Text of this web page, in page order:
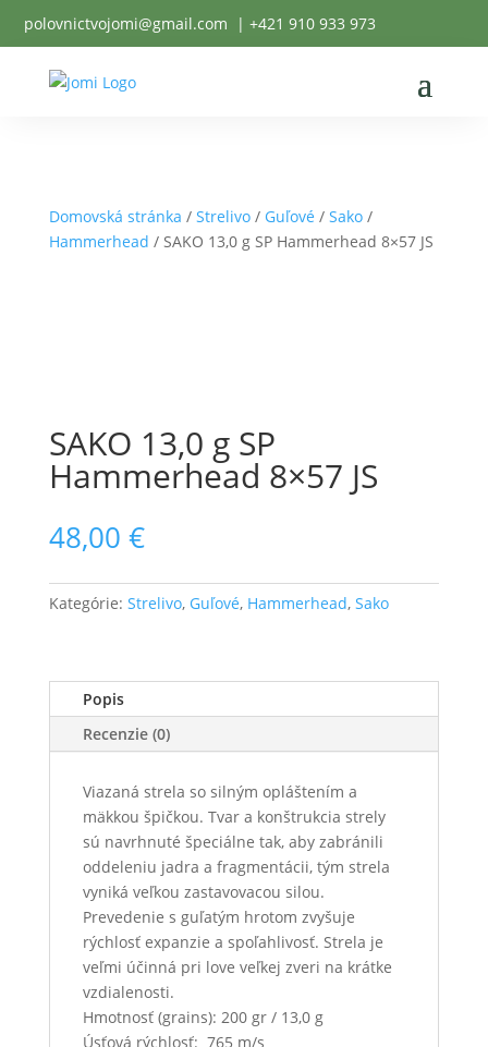
polovnictvojomi@gmail.com | +421 910 933 973
Domovská stránka / Strelivo/ Guľové / Sako/
Hammerhead / SAKO 13,0 g SP Hammerhead 8×57 JS
SAKO 13,0 g SP
Hammerhead 8×57 JS
48,00 €
Kategórie: Strelivo, Guľové, Hammerhead, Sako
Popis
Recenzie (0)
Viazaná strela so silným opláštením a
mäkkou špičkou. Tvar a konštrukcia strely
sú navrhnuté špeciálne tak, aby zabránili
oddeleniu jadra a fragmentácii, tým strela
vyniká veľkou zastavovacou silou.
Prevedenie s guľatým hrotom zvyšuje
rýchlosť expanzie a spoľahlivosť. Strela je
veľmi účinná pri love veľkej zveri na krátke
vzdialenosti.
Hmotnosť (grains): 200 gr / 13,0 g
Úsťová rýchlosť: 765 m/s